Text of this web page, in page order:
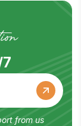
from us